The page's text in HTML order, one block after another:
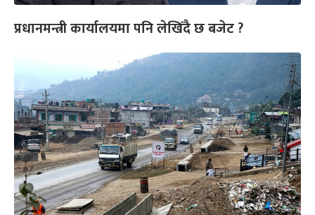
प्रधानमन्त्री कार्यालयमा पनि लेखिँदै छ बजेट ?